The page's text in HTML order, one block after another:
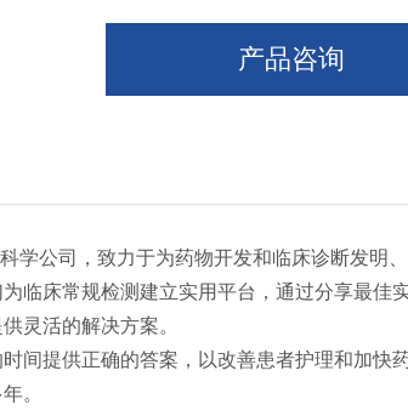
产品咨询
学公司，致力于为药物开发和临床诊断发明
临床常规检测建立实用平台，通过分享最佳
灵活的解决方案。
间提供正确的答案，以改善患者护理和加快
。